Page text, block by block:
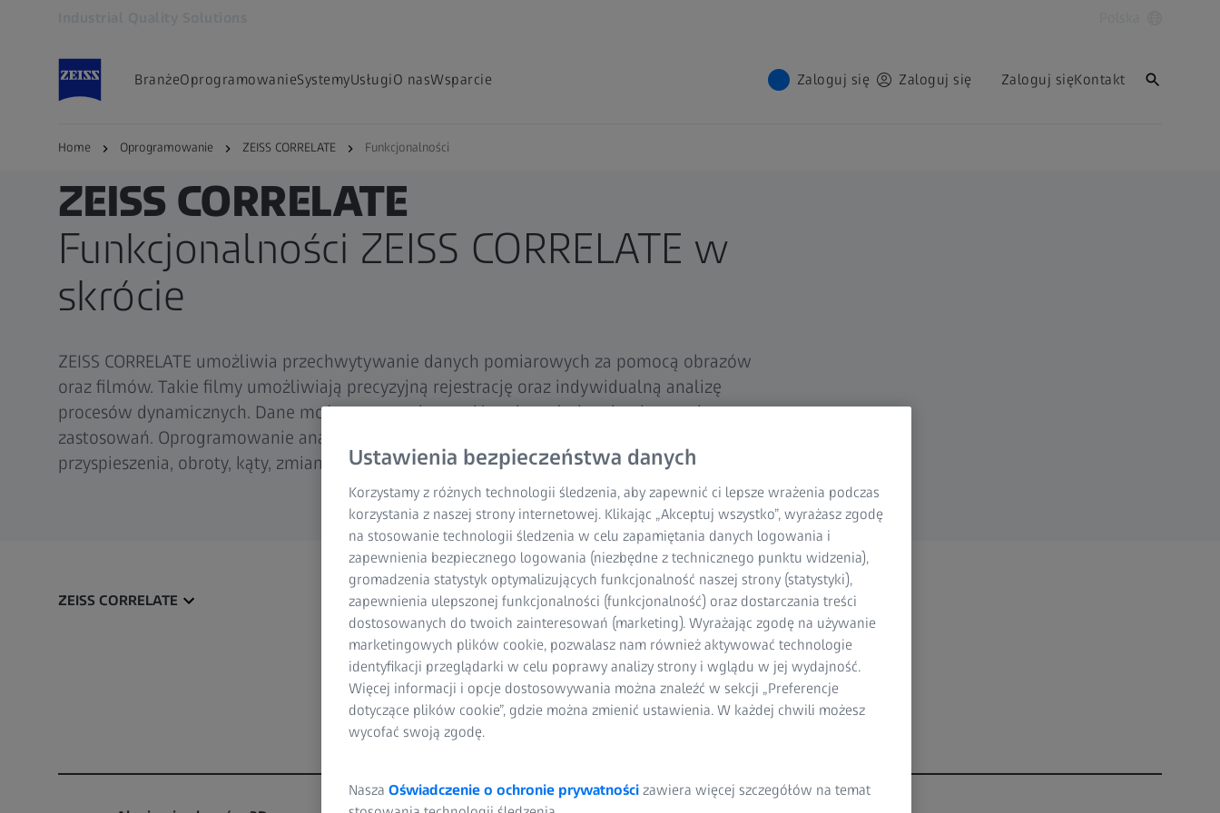
BranżeOprogramowanieSystemyUsługiO nasWsparcie Zaloguj się Zaloguj się Zaloguj sięKontakt
Home Oprogramowanie ZEISS CORRELATE Funkcjonalności
ZEISS CORRELATE
Funkcjonalności ZEISS CORRELATE w
skrócie
ZEISS CORRELATE umożliwia przechwytywanie danych pomiarowych za pomocą obrazów
oraz filmów. Takie filmy umożliwiają precyzyjną rejestrację oraz indywidualną analizę
procesów dynamicznych. Dane można następnie ocenić pod względem konkretnych
zastosowań. Oprogramowanie analizuje odkształcenia, przemieszczenia, prędkości,
przyspieszenia, obroty, kąty, zmiany w kątach i wiele innych.
ZEISS CORRELATE
Podstawowe funkcje
Ustawienia bezpieczeństwa danych
Korzystamy z różnych technologii śledzenia, aby zapewnić ci lepsze wrażenia podczas
korzystania z naszej strony internetowej. Klikając „Akceptuj wszystko”, wyrażasz zgodę
na stosowanie technologii śledzenia w celu zapamiętania danych logowania i
zapewnienia bezpiecznego logowania (niezbędne z technicznego punktu widzenia),
gromadzenia statystyk optymalizujących funkcjonalność naszej strony (statystyki),
zapewnienia ulepszonej funkcjonalności (funkcjonalność) oraz dostarczania treści
dostosowanych do twoich zainteresowań (marketing). Wyrażając zgodę na używanie
marketingowych plików cookie, pozwalasz nam również aktywować technologie
identyfikacji przeglądarki w celu poprawy analizy strony i wglądu w jej wydajność.
Więcej informacji i opcje dostosowywania można znaleźć w sekcji „Preferencje
dotyczące plików cookie”, gdzie można zmienić ustawienia. W każdej chwili możesz
wycofać swoją zgodę.
Nasza Oświadczenie o ochronie prywatności zawiera więcej szczegółów na temat